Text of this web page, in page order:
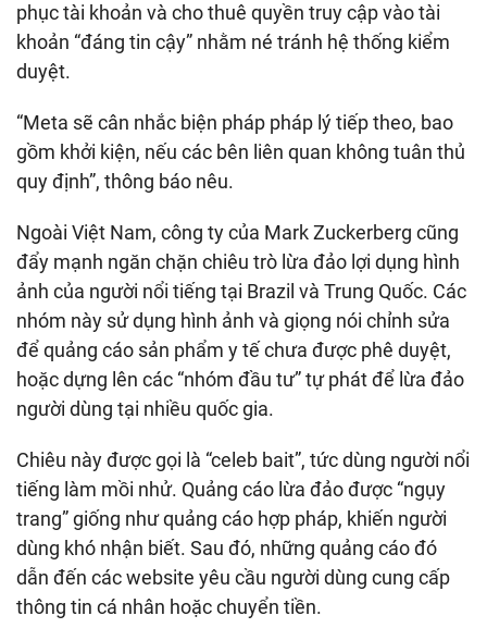
phục tài khoản và cho thuê quyền truy cập vào tài
khoản “đáng tin cậy” nhằm né tránh hệ thống kiểm
duyệt.
“Meta sẽ cân nhắc biện pháp pháp lý tiếp theo, bao
gồm khởi kiện, nếu các bên liên quan không tuân thủ
quy định”, thông báo nêu.
Ngoài Việt Nam, công ty của Mark Zuckerberg cũng
đẩy mạnh ngăn chặn chiêu trò lừa đảo lợi dụng hình
ảnh của người nổi tiếng tại Brazil và Trung Quốc. Các
nhóm này sử dụng hình ảnh và giọng nói chỉnh sửa
để quảng cáo sản phẩm y tế chưa được phê duyệt,
hoặc dựng lên các “nhóm đầu tư” tự phát để lừa đảo
người dùng tại nhiều quốc gia.
Chiêu này được gọi là “celeb bait”, tức dùng người nổi
tiếng làm mồi nhử. Quảng cáo lừa đảo được “ngụy
trang” giống như quảng cáo hợp pháp, khiến người
dùng khó nhận biết. Sau đó, những quảng cáo đó
dẫn đến các website yêu cầu người dùng cung cấp
thông tin cá nhân hoặc chuyển tiền.